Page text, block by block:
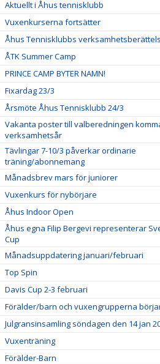
Aktuellt i Åhus tennisklubb
Vuxenkurserna fortsätter
Åhus Tennisklubbs
ÅTK Summer Camp
PRINCE CAMP BYTER NAMN!
Fixardag 23/3
Årsmöte Åhus Tennisklubb 24/3
Vakanta poster till valberedningen
verksamhetsår
Tävlingar 7-10/3 påverkar ordinarie
träning/abonnemang
Månadsbrev mars för juniorer
Vuxenkurs för nybörjare
Åhus Indoor Open
Åhus egna Filip Bergevi representerar
Cup
Månadsuppdatering januari/februari
Top Spin
Davis Cup 2-3 februari
Förälder/barn och vuxengrupperna
Julgransinsamling söndagen den 14 jan
Vuxenträning
Förälder-Barn